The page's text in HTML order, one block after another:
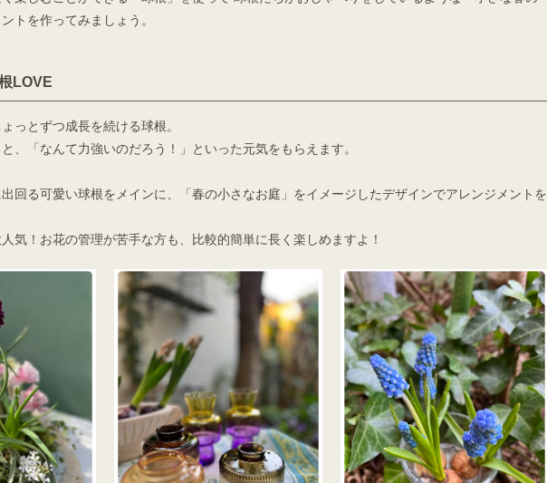
トを作ってみましょう。
LOVE
っとずつ成長を続ける球根。
、「なんて力強いのだろう！」といった元気をもらえます。
回る可愛い球根をメインに、「春の小さなお庭」をイメージしたデザインでアレンジメントを
気！お花の管理が苦手な方も、比較的簡単に長く楽しめますよ！